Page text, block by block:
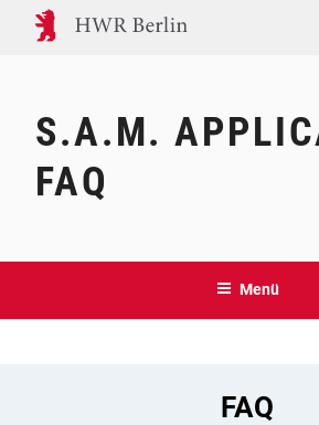
Inhalt
S.A.M.
FAQ
Menü
FAQ